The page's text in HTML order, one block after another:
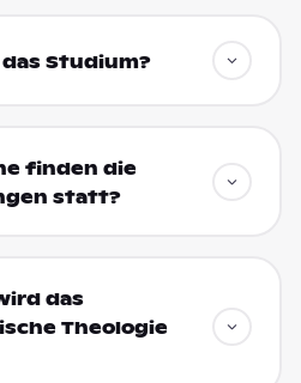
Studium?
finden die
statt?
das
Theologie